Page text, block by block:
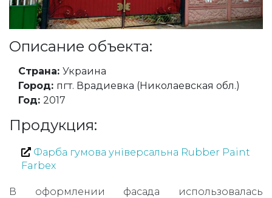
Описание объекта:
Страна: Украина
Город: пгт. Врадиевка (Николаевская обл.)
Год: 2017
Продукция:
Фарба гумова універсальна Rubber Paint
Farbex
В оформлении фасада использовалась